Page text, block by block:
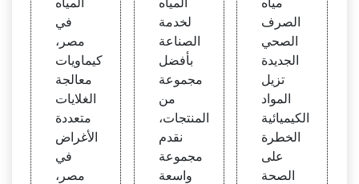
عالجة
مياه ال
صرف
الصح
ي
المياه
في
مصر،
كيماويات
معالجة
الغلايات
متعددة
الأغراض
في
مصر،
ي - بو
ليمر ت
رسي
ب الح
مأة
المياه
لخدمة
الصناعة
بأفضل
مجموعة
من
المنتجات،
نقدم
مجموعة
واسعة
الجدي
دة تزي
ل الم
واد ال
كيميا
ئية ال
خطرة
على ا
لصحة
مياه
الصرف
الصحي
الجديدة
تزيل
المواد
الكيميائية
الخطرة
على
الصحة